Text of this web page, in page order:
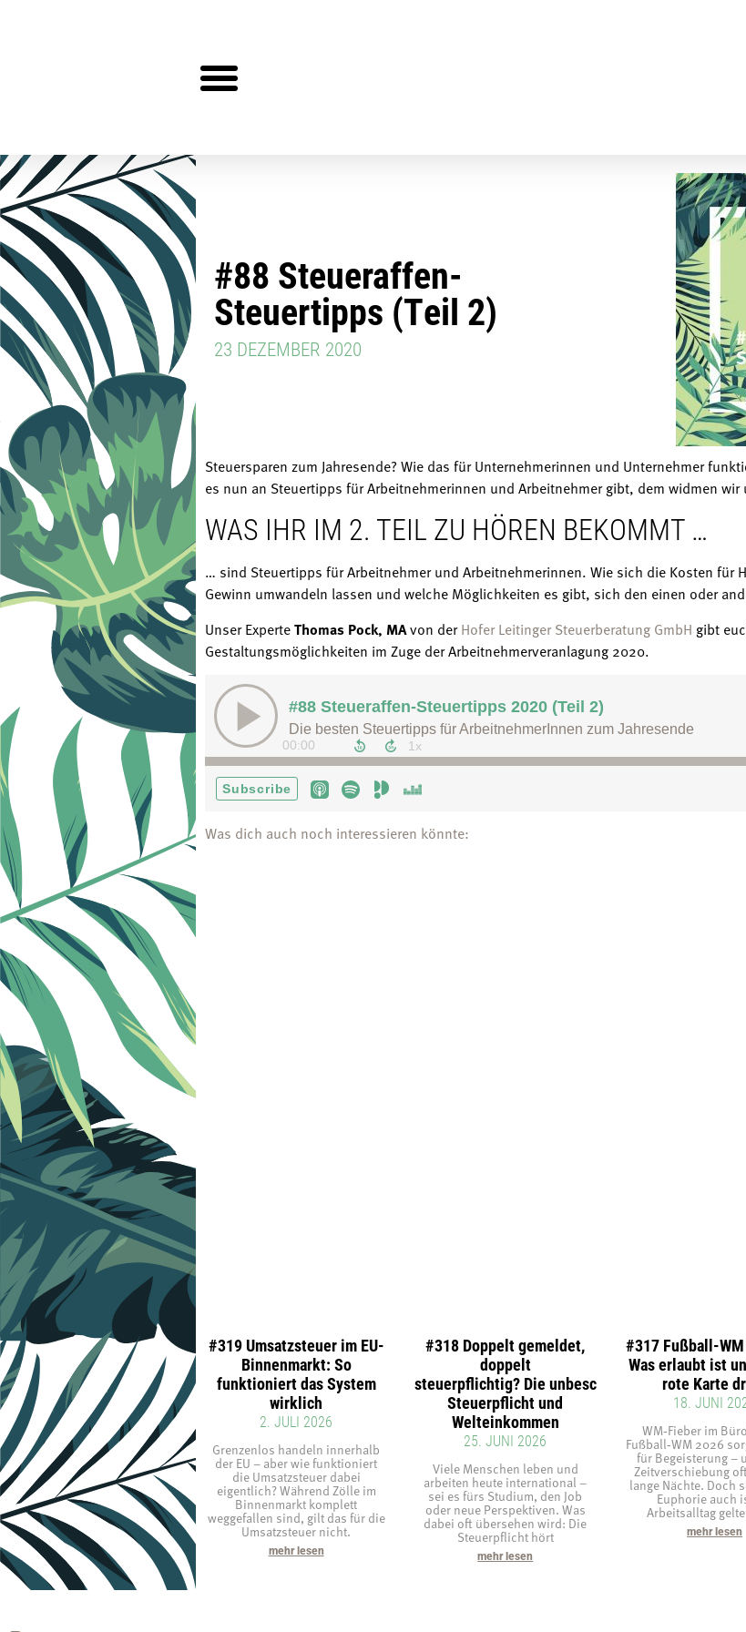
#88 Steueraffen-
Steuertipps (Teil 2)
23 DEZEMBER 2020
Steuersparen zum Jahresende? Wie das für Unternehmerinnen und Unternehmer
es nun an Steuertipps für Arbeitnehmerinnen und Arbeitnehmer gibt, dem widmen wir
WAS IHR IM 2. TEIL ZU HÖREN BEKOMMT …
… sind Steuertipps für Arbeitnehmer und Arbeitnehmerinnen. Wie sich die Kosten für
Gewinn umwandeln lassen und welche Möglichkeiten es gibt, sich den einen oder
Unser ExperteThomas Pock, MAvon derHofer Leitinger Steuerberatung GmbH gibt
Gestaltungsmöglichkeiten im Zuge der Arbeitnehmerveranlagung 2020.
Was dich auch noch interessieren könnte:
#319 Umsatzsteuer im EU-
Binnenmarkt: So
funktioniert das System
wirklich
2. JULI 2026
Grenzenlos handeln innerhalb
der EU – aber wie funktioniert
die Umsatzsteuer dabei
eigentlich? Während Zölle im
Binnenmarkt komplett
weggefallen sind, gilt das für die
Umsatzsteuer nicht.
mehr lesen
#318 Doppelt gemeldet,
doppelt
steuerpflichtig? Die unbeschränkte
Steuerpflicht und
Welteinkommen
25. JUNI 2026
Viele Menschen leben und
arbeiten heute international –
sei es fürs Studium, den Job
oder neue Perspektiven. Was
dabei oft übersehen wird: Die
Steuerpflicht hört
mehr lesen
#317 Fußball-
Was erlaubt ist
rote Karte
18. JUNI
WM‑Fieber im
Fußball‑WM 2026
für Begeisterung –
Zeitverschiebung
lange Nächte. Doch
Euphorie auch
Arbeitsalltag
mehr lesen